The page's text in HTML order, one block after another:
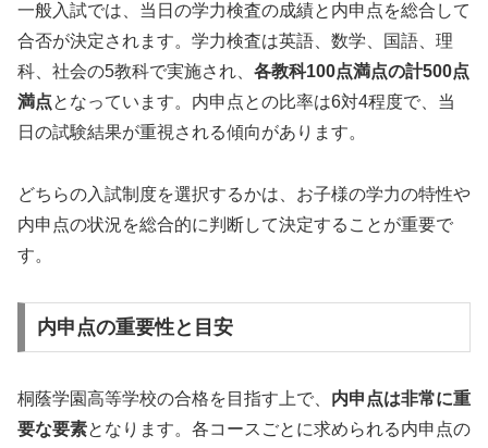
一般入試では、当日の学力検査の成績と内申点を総合して
合否が決定されます。学力検査は英語、数学、国語、理
科、社会の5教科で実施され、 各教科100点満点の計500点
満点となっています。内申点との比率は6対4程度で、当
日の試験結果が重視される傾向があります。
どちらの入試制度を選択するかは、お子様の学力の特性や
内申点の状況を総合的に判断して決定することが重要で
す。
内申点の重要性と目安
桐蔭学園高等学校の合格を目指す上で、 内申点は非常に重
要な要素となります。各コースごとに求められる内申点の